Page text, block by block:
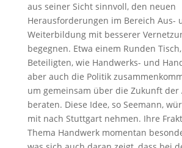
aus seiner Sicht sinnvoll, den neuen
Herausforderungen im Bereich Aus-
Weiterbildung mit besserer
begegnen. Etwa einem Runden
Beteiligten, wie Handwerks- und
aber auch die Politik
um gemeinsam über die Zukunft der
beraten. Diese Idee, so Seemann,
mit nach Stuttgart nehmen. Ihre
Thema Handwerk momentan